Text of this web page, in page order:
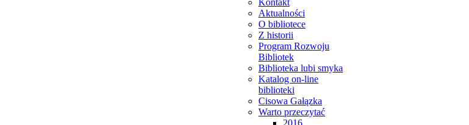
Kontakt
Aktualności
O bibliotece
Z historii
Program Rozwoju
Bibliotek
Biblioteka lubi smyka
Katalog on-line
biblioteki
Cisowa Gałązka
Warto przeczytać
2016